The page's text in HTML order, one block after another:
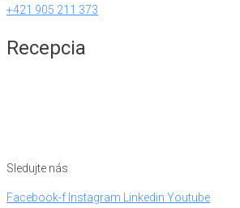
+421 905 211 373
Recepcia
Sledujte nás
Facebook-f Instagram Linkedin Youtube